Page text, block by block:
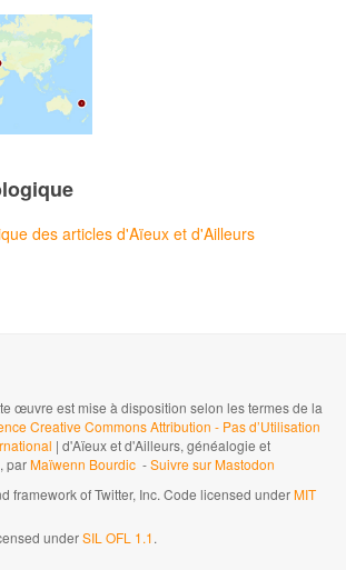
œuvre est mise à disposition selon les termes de la
Creative Commons Attribution - Pas d’Utilisation
| d'Aïeux et d'Ailleurs, généalogie et
parMaïwenn Bourdic -Suivre sur Mastodon
framework of Twitter, Inc. Code licensed underMIT
underSIL OFL 1.1.